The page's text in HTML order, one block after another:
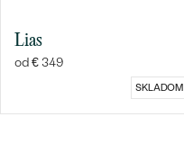
Lias
od € 349
SKLADOM